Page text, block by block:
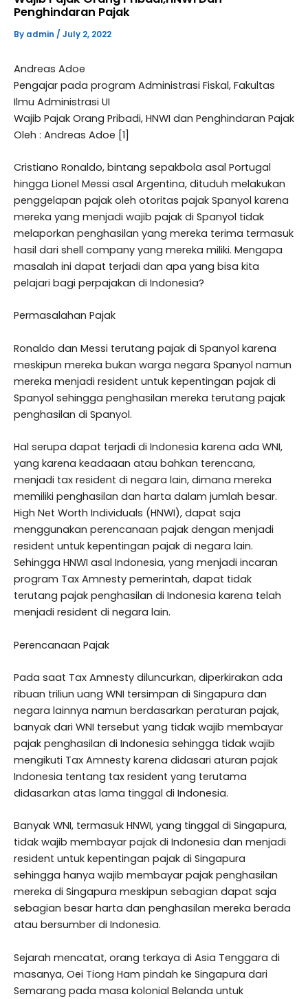
Penghindaran Pajak
By admin / July 2, 2022
Andreas Adoe
Pengajar pada program Administrasi Fiskal, Fakultas
Ilmu Administrasi UI
Wajib Pajak Orang Pribadi, HNWI dan Penghindaran Pajak
Oleh : Andreas Adoe [1]
Cristiano Ronaldo, bintang sepakbola asal Portugal
hingga Lionel Messi asal Argentina, dituduh melakukan
penggelapan pajak oleh otoritas pajak Spanyol karena
mereka yang menjadi wajib pajak di Spanyol tidak
melaporkan penghasilan yang mereka terima termasuk
hasil dari shell company yang mereka miliki. Mengapa
masalah ini dapat terjadi dan apa yang bisa kita
pelajari bagi perpajakan di Indonesia?
Permasalahan Pajak
Ronaldo dan Messi terutang pajak di Spanyol karena
meskipun mereka bukan warga negara Spanyol namun
mereka menjadi resident untuk kepentingan pajak di
Spanyol sehingga penghasilan mereka terutang pajak
penghasilan di Spanyol.
Hal serupa dapat terjadi di Indonesia karena ada WNI,
yang karena keadaaan atau bahkan terencana,
menjadi tax resident di negara lain, dimana mereka
memiliki penghasilan dan harta dalam jumlah besar.
High Net Worth Individuals (HNWI), dapat saja
menggunakan perencanaan pajak dengan menjadi
resident untuk kepentingan pajak di negara lain.
Sehingga HNWI asal Indonesia, yang menjadi incaran
program Tax Amnesty pemerintah, dapat tidak
terutang pajak penghasilan di Indonesia karena telah
menjadi resident di negara lain.
Perencanaan Pajak
Pada saat Tax Amnesty diluncurkan, diperkirakan ada
ribuan triliun uang WNI tersimpan di Singapura dan
negara lainnya namun berdasarkan peraturan pajak,
banyak dari WNI tersebut yang tidak wajib membayar
pajak penghasilan di Indonesia sehingga tidak wajib
mengikuti Tax Amnesty karena didasari aturan pajak
Indonesia tentang tax resident yang terutama
didasarkan atas lama tinggal di Indonesia.
Banyak WNI, termasuk HNWI, yang tinggal di Singapura,
tidak wajib membayar pajak di Indonesia dan menjadi
resident untuk kepentingan pajak di Singapura
sehingga hanya wajib membayar pajak penghasilan
mereka di Singapura meskipun sebagian dapat saja
sebagian besar harta dan penghasilan mereka berada
atau bersumber di Indonesia.
Sejarah mencatat, orang terkaya di Asia Tenggara di
masanya, Oei Tiong Ham pindah ke Singapura dari
Semarang pada masa kolonial Belanda untuk